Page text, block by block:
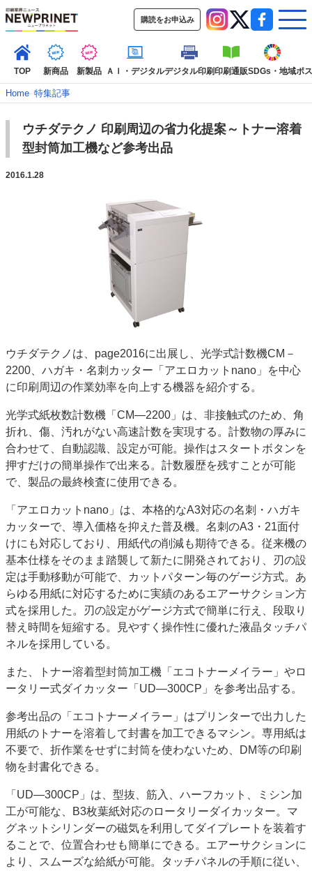
購読をお申込み
TOP 新商品 新製品 ＡＩ・デジタルデジタル印刷印刷通販SDGs・地域ポ
インデックス
TOP
新着記事 特集記事
動画コンテンツ
インタビュー
ＡＩ・デジタル デジタル印刷
ポストプレス イベント
人事・移転・異動・訃報
特集記事カテゴリー一覧
特集・デジタル印刷 アイデアで勝負！ ～多様なビジネス・多彩な商材～
JAPAN PACK 2023 特集
中古印刷機・製本機特集
2022 検査・校正特集
特集・デジタル印刷 ～ 新成長軌道を描く
案内
発刊案内
JFPI印刷用語集 印刷機材年鑑
運営
会社案内
購読・購入申し込み
サイトポリシー
お問い合わせ
Home–特集記事
ウチダテクノ 印刷周辺の省力化提案～トナー溶着
型封筒加工機など参考出品
2016.1.28
ウチダテクノは、page2016に出展し、光学式計数機CM－
2200、ハガキ・名刺カッター「アエロカットnano」を中心
に印刷周辺の作業効率を向上する機器を紹介する。
光学式紙枚数計数機「CM―2200」は、非接触式のため、角
折れ、傷、汚れがない高速計数を実現する。計数物の厚みに
合わせて、自動認識、設定が可能。操作はスタートボタンを
押すだけの簡単操作で出来る。計数履歴を残すことが可能
で、製品の最終検査に使用できる。
「アエロカットnano」は、本格的なA3対応の名刺・ハガキ
カッターで、導入価格を抑えた普及機。名刺のA3・21面付
けにも対応しており、用紙代の削減も期待できる。従来機の
基本仕様をそのまま踏襲して新たに開発されており、刃の設
定は手動移動が可能で、カットパターン毎のゲージ方式。あ
らゆる用紙に対応するために実績のあるエアーサクション方
式を採用した。刃の設定がゲージ方式で簡単に行え、段取り
替え時間を短縮する。見やすく操作性に優れた液晶タッチパ
ネルを採用している。
また、トナー溶着型封筒加工機「エコトナーメイラー」やロ
ータリー式ダイカッター「UD―300CP」を参考出品する。
参考出品の「エコトナーメイラー」はプリンターで出力した
用紙のトナーを溶着して封書を加工できるマシン。専用紙は
不要で、折作業をせずに封筒を使わないため、DM等の印刷
物を封書化できる。
「UD―300CP」は、型抜、筋入、ハーフカット、ミシン加
工が可能な、B3枚葉紙対応のロータリーダイカッター。マ
グネットシリンダーの磁気を利用してダイプレートを装着す
ることで、位置合わせも簡単にできる。エアーサクションに
より、スムーズな給紙が可能。タッチパネルの手順に従い、